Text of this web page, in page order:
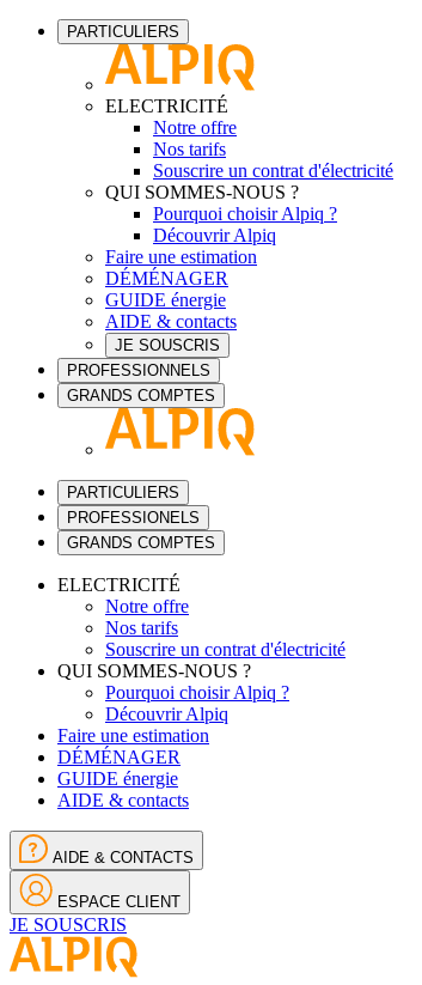
PARTICULIERS
ELECTRICITÉ
Notre offre
Nos tarifs
Souscrire un contrat d'électricité
QUI SOMMES-NOUS ?
Pourquoi choisir Alpiq ?
Découvrir Alpiq
Faire une estimation
DÉMÉNAGER
GUIDE énergie
AIDE & contacts
JE SOUSCRIS
PROFESSIONNELS
GRANDS COMPTES
PARTICULIERS
PROFESSIONELS
GRANDS COMPTES
ELECTRICITÉ
Notre offre
Nos tarifs
Souscrire un contrat d'électricité
QUI SOMMES-NOUS ?
Pourquoi choisir Alpiq ?
Découvrir Alpiq
Faire une estimation
DÉMÉNAGER
GUIDE énergie
AIDE & contacts
AIDE & CONTACTS
ESPACE CLIENT
JE SOUSCRIS